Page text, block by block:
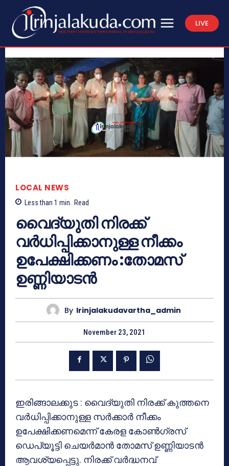
LIVE
LOCAL NEWS
Less than 1 min. Read
വൈദ്യുതി നിരക്ക്
വർധിപ്പിക്കാനുള്ള നീക്കം
ഉപേക്ഷിക്കണം :തോമസ്
ഉണ്ണിയാടൻ
By Irinjalakudavartha_admin
November 23, 2021
ഇരിങ്ങാലക്കുട : വൈദ്യുതി നിരക്ക് കുത്തനെ
വർധിപ്പിക്കാനുള്ള സർക്കാർ നീക്കം
ഉപേക്ഷിക്കണമെന്ന് കേരള കോൺഗ്രസ്
ഡെപ്യൂട്ടി ചെയർമാൻ തോമസ് ഉണ്ണിയാടൻ
ആവശ്യപ്പെട്ടു. നിരക്ക് വർദ്ധനവ്